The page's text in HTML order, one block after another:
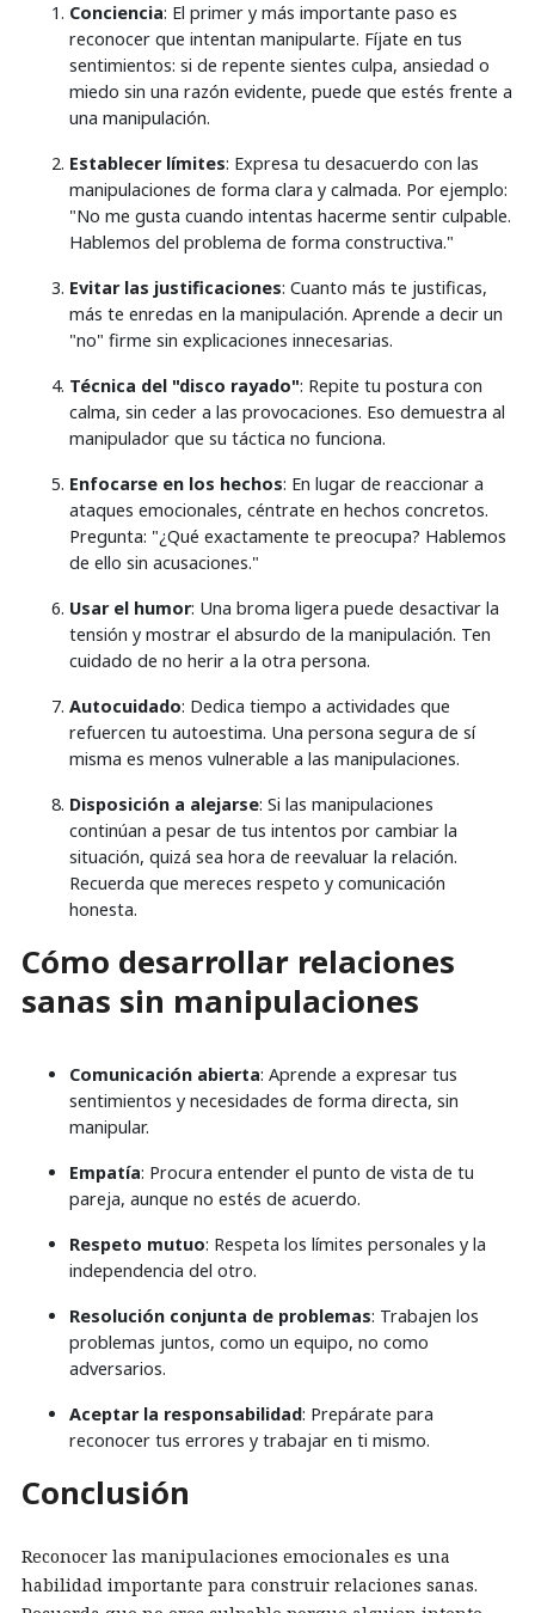
Conciencia: El primer y más importante paso es
reconocer que intentan manipularte. Fíjate en tus
sentimientos: si de repente sientes culpa, ansiedad o
miedo sin una razón evidente, puede que estés frente a
una manipulación.
Establecer límites: Expresa tu desacuerdo con las
manipulaciones de forma clara y calmada. Por ejemplo:
"No me gusta cuando intentas hacerme sentir culpable.
Hablemos del problema de forma constructiva."
Evitar las justificaciones: Cuanto más te justificas,
más te enredas en la manipulación. Aprende a decir un
"no" firme sin explicaciones innecesarias.
Técnica del "disco rayado": Repite tu postura con
calma, sin ceder a las provocaciones. Eso demuestra al
manipulador que su táctica no funciona.
Enfocarse en los hechos: En lugar de reaccionar a
ataques emocionales, céntrate en hechos concretos.
Pregunta: "¿Qué exactamente te preocupa? Hablemos
de ello sin acusaciones."
Usar el humor: Una broma ligera puede desactivar la
tensión y mostrar el absurdo de la manipulación. Ten
cuidado de no herir a la otra persona.
Autocuidado: Dedica tiempo a actividades que
refuercen tu autoestima. Una persona segura de sí
misma es menos vulnerable a las manipulaciones.
Disposición a alejarse: Si las manipulaciones
continúan a pesar de tus intentos por cambiar la
situación, quizá sea hora de reevaluar la relación.
Recuerda que mereces respeto y comunicación
honesta.
Cómo desarrollar relaciones
sanas sin manipulaciones
Comunicación abierta: Aprende a expresar tus
sentimientos y necesidades de forma directa, sin
manipular.
Empatía: Procura entender el punto de vista de tu
pareja, aunque no estés de acuerdo.
Respeto mutuo: Respeta los límites personales y la
independencia del otro.
Resolución conjunta de problemas: Trabajen los
problemas juntos, como un equipo, no como
adversarios.
Aceptar la responsabilidad: Prepárate para
reconocer tus errores y trabajar en ti mismo.
Conclusión
Reconocer las manipulaciones emocionales es una
habilidad importante para construir relaciones sanas.